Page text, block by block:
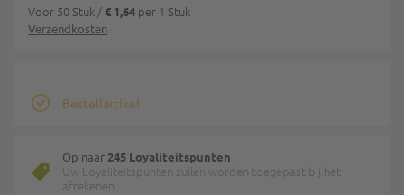
Verzendkosten
Voor 50 Stuk /€ 1,64 per 1 Stuk
Bestellartikel
Op naar 245 Loyaliteitspunten
Uw Loyaliteitspunten zullen worden toegepast bij het
afrekenen.